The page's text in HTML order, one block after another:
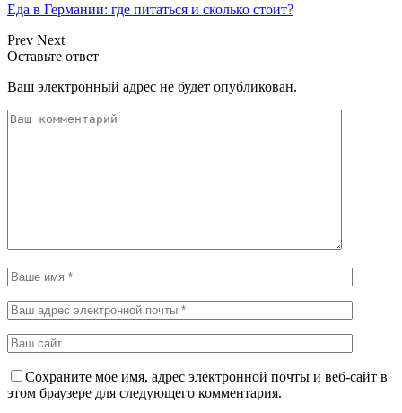
Еда в Германии: где питаться и сколько стоит?
Prev Next
Оставьте ответ
Ваш электронный адрес не будет опубликован.
Сохраните мое имя, адрес электронной почты и веб-сайт в
этом браузере для следующего комментария.